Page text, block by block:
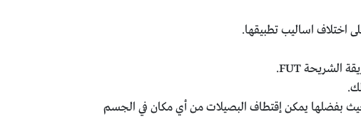
حيث بفضلها يمكن إقتطاف البصيلات من أي مكان في الجسم